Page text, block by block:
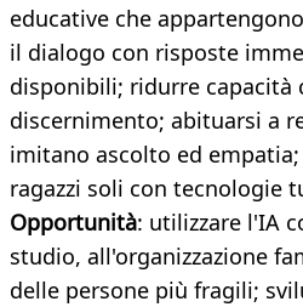
educative che
il dialogo con risposte
disponibili; ridurre capacità
discernimento; abituarsi a
imitano ascolto ed
ragazzi soli con tecnologie
Opportunità: utilizzare l'IA
studio, all'organizzazione
delle persone più fragili;